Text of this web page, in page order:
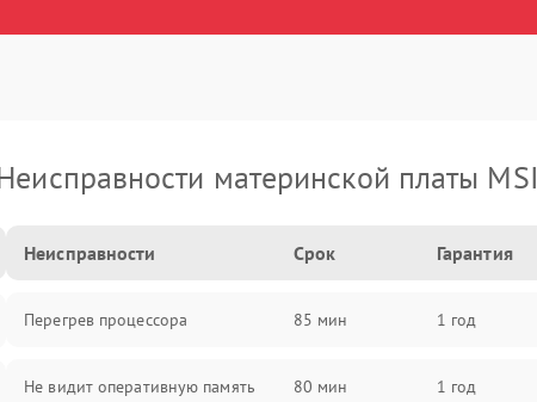
материнской платы MSI
Неисправности Срок Гарантия
Перегрев процессора 85 мин 1 год
Не видит оперативную память 80 мин 1 год